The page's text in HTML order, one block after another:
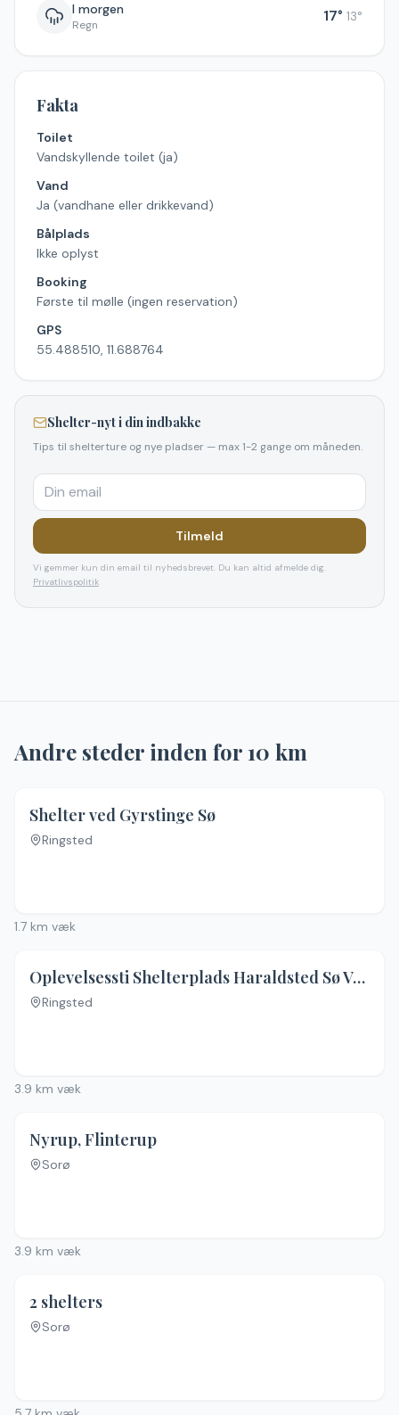
I morgen
Regn 17° 13°
Fakta
Toilet
Vandskyllende toilet (ja)
Vand
Ja (vandhane eller drikkevand)
Bålplads
Ikke oplyst
Booking
Første til mølle (ingen reservation)
GPS
55.488510, 11.688764
Shelter-nyt i din indbakke
Tips til shelterture og nye pladser — max 1-2 gange om måneden.
Tilmeld
Vi gemmer kun din email til nyhedsbrevet. Du kan altid afmelde dig.
Privatlivspolitik
Andre steder inden for10 km
Shelter ved Gyrstinge Sø
Ringsted
1.7 km væk
3.5(4Oplevelsessti Shelterplads Haraldsted Sø Vest "Isfuglen"
Ringsted
3.9 km væk
Nyrup, Flinterup
Sorø
3.9 km væk
2 shelters
Sorø